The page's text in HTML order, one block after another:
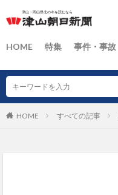
HOME 特集 事件・事故
HOME すべての記事